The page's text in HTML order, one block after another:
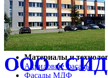
Кухни и мебель
Кухни Softline Marine
Кухни Сидак-СП
Гид по декорам
Материалы и
Акриловые фасады
Фасады МДФ
ООО